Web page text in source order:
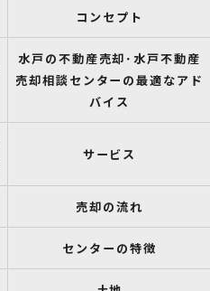
コンセプト
水戸の不動産売却･水戸不動産
売却相談センターの最適なアド
バイス
サービス
売却の流れ
センターの特徴